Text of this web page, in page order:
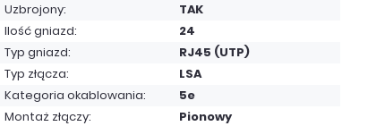
Uzbrojony:
TAK
Ilość gniazd:
24
Typ gniazd:
RJ45 (UTP)
Typ złącza:
LSA
Kategoria okablowania:
5e
Montaż złączy:
Pionowy